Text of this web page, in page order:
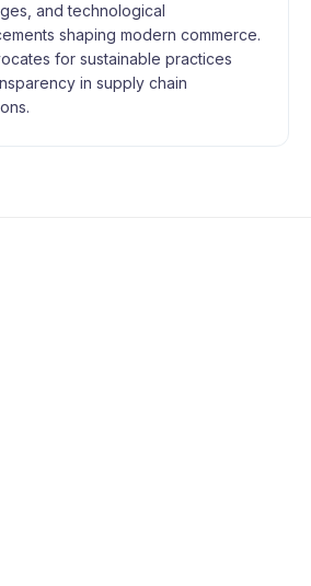
and technological
shaping modern commerce.
for sustainable practices
in supply chain